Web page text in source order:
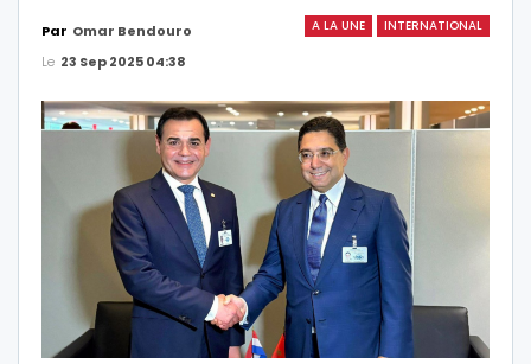
A LA UNE INTERNATIONAL
Par Omar Bendouro
Le 23 Sep 2025 04:38